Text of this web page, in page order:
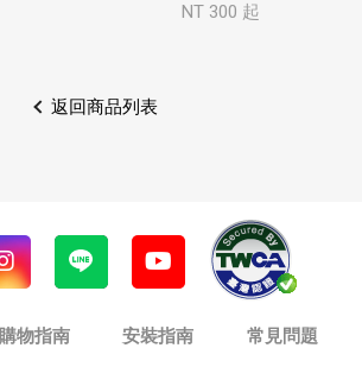
NT 300 起
返回商品列表
購物指南 安裝指南
常見問題